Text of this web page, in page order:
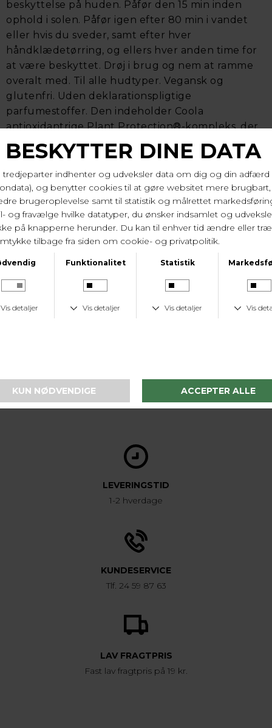
beskyttelse på huden. Påfør den 15 min inden
ophold i solen. Påfør igen efter 80 min i vandet
eller hvis du sveder, samt efter hver
håndklædetørring, og ellers hver anden time for
at være beskyttet. Drøj i brug og nem at ramme
overalt med. Til alle hudtyper. Vegansk og
glutenfri. Uden deklarationspligtige
parfumestoffer. Den indeholder Coola
antioxidantrige Plant Protection®-kompleks, der
hjælper med at bekæmpe frie radikaler og
samtidig plejer huden.
Indeholder 177 ml. Holdbarhed efter anbrud 36
mdr.
Alcohol Denat. (Sd Alcohol 40-B), Octocrylene,
Butyloctyl Salicylate, Ethylhexyl Salicylate, Butyl
Methoxydibenzoylmethane, Methyl
Dihydroabietate, Parfum/Fragrance, Aloe
Barbadensis Leaf Juice, Carthamus Tinctorius
(Safflower) Seed Oil, Citric Acid, Limnanthes Alba
Varenr. CL10410
LEVERINGSTID
1-2 hverdage
KUNDESERVICE
Tlf. 24 59 87 63
LAV FRAGTPRIS
Fast lav fragtpris på 19 kr.